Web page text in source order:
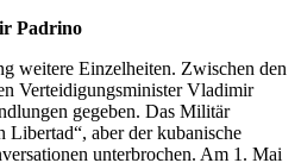
Padrino
weitere Einzelheiten. Zwischen den
Verteidigungsminister Vladimir
gegeben. Das Militär
Libertad“, aber der kubanische
unterbrochen. Am 1. Mai